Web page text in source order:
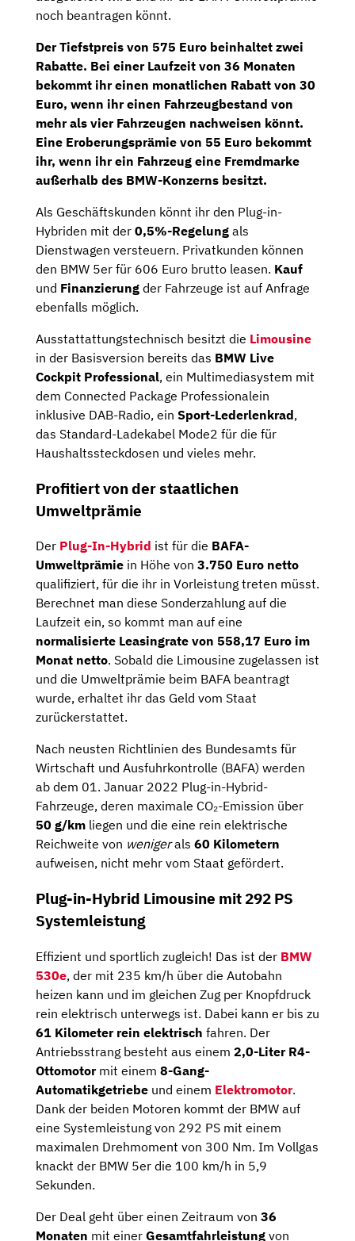
noch beantragen könnt.
Der Tiefstpreis von 575 Euro beinhaltet zwei
Rabatte. Bei einer Laufzeit von 36 Monaten
bekommt ihr einen monatlichen Rabatt von 30
Euro, wenn ihr einen Fahrzeugbestand von
mehr als vier Fahrzeugen nachweisen könnt.
Eine Eroberungsprämie von 55 Euro bekommt
ihr, wenn ihr ein Fahrzeug eine Fremdmarke
außerhalb des BMW-Konzerns besitzt.
Als Geschäftskunden könnt ihr den Plug-in-
Hybriden mit der 0,5%-Regelung als
Dienstwagen versteuern. Privatkunden können
den BMW 5er für 606 Euro brutto leasen. Kauf
und Finanzierung der Fahrzeuge ist auf Anfrage
ebenfalls möglich.
Ausstattattungstechnisch besitzt die Limousine
in der Basisversion bereits das BMW Live
Cockpit Professional, ein Multimediasystem mit
dem Connected Package Professionalein
inklusive DAB-Radio, ein Sport-Lederlenkrad,
das Standard-Ladekabel Mode2 für die für
Haushaltssteckdosen und vieles mehr.
Profitiert von der staatlichen
Umweltprämie
Der Plug-In-Hybrid ist für die BAFA-
Umweltprämie in Höhe von 3.750 Euro netto
qualifiziert, für die ihr in Vorleistung treten müsst.
Berechnet man diese Sonderzahlung auf die
Laufzeit ein, so kommt man auf eine
normalisierte Leasingrate von 558,17 Euro im
Monat netto. Sobald die Limousine zugelassen ist
und die Umweltprämie beim BAFA beantragt
wurde, erhaltet ihr das Geld vom Staat
zurückerstattet.
Nach neusten Richtlinien des Bundesamts für
Wirtschaft und Ausfuhrkontrolle (BAFA) werden
ab dem 01. Januar 2022 Plug-in-Hybrid-
Fahrzeuge, deren maximale CO₂-Emission über
50 g/km liegen und die eine rein elektrische
Reichweite von wenigerals 60 Kilometern
aufweisen, nicht mehr vom Staat gefördert.
Plug-in-Hybrid Limousine mit 292 PS
Systemleistung
Effizient und sportlich zugleich! Das ist der BMW
530e, der mit 235 km/h über die Autobahn
heizen kann und im gleichen Zug per Knopfdruck
rein elektrisch unterwegs ist. Dabei kann er bis zu
61 Kilometer rein elektrisch fahren. Der
Antriebsstrang besteht aus einem 2,0-Liter R4-
Ottomotormit einem 8-Gang-
Automatikgetriebe und einem Elektromotor.
Dank der beiden Motoren kommt der BMW auf
eine Systemleistung von 292 PS mit einem
maximalen Drehmoment von 300 Nm. Im Vollgas
knackt der BMW 5er die 100 km/h in 5,9
Sekunden.
Der Deal geht über einen Zeitraum von 36
Monaten mit einer Gesamtfahrleistung von